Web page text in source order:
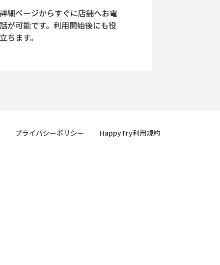
細ページからすぐに店舗へお電
が可能です。利用開始後にも役
ちます。
プライバシーポリシー HappyTry利用規約